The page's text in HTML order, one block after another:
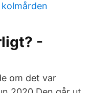
-
om det var